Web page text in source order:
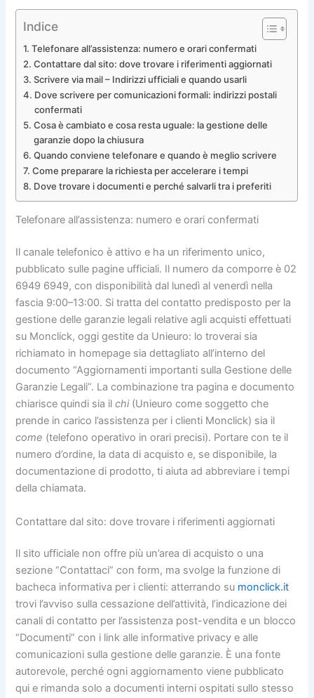
Indice
Telefonare all’assistenza: numero e orari confermati
Contattare dal sito: dove trovare i riferimenti aggiornati
Scrivere via mail – Indirizzi ufficiali e quando usarli
Dove scrivere per comunicazioni formali: indirizzi postali
confermati
Cosa è cambiato e cosa resta uguale: la gestione delle
garanzie dopo la chiusura
Quando conviene telefonare e quando è meglio scrivere
Come preparare la richiesta per accelerare i tempi
Dove trovare i documenti e perché salvarli tra i preferiti
Telefonare all’assistenza: numero e orari confermati
Il canale telefonico è attivo e ha un riferimento unico,
pubblicato sulle pagine ufficiali. Il numero da comporre è 02
6949 6949, con disponibilità dal lunedì al venerdì nella
fascia 9:00–13:00. Si tratta del contatto predisposto per la
gestione delle garanzie legali relative agli acquisti effettuati
su Monclick, oggi gestite da Unieuro: lo troverai sia
richiamato in homepage sia dettagliato all’interno del
documento “Aggiornamenti importanti sulla Gestione delle
Garanzie Legali”. La combinazione tra pagina e documento
chiarisce quindi sia ilchi(Unieuro come soggetto che
prende in carico l’assistenza per i clienti Monclick) sia il
come (telefono operativo in orari precisi). Portare con te il
numero d’ordine, la data di acquisto e, se disponibile, la
documentazione di prodotto, ti aiuta ad abbreviare i tempi
della chiamata.
Contattare dal sito: dove trovare i riferimenti aggiornati
Il sito ufficiale non offre più un’area di acquisto o una
sezione “Contattaci” con form, ma svolge la funzione di
bacheca informativa per i clienti: atterrando su monclick.it
trovi l’avviso sulla cessazione dell’attività, l’indicazione dei
canali di contatto per l’assistenza post-vendita e un blocco
“Documenti” con i link alle informative privacy e alle
comunicazioni sulla gestione delle garanzie. È una fonte
autorevole, perché ogni aggiornamento viene pubblicato
qui e rimanda solo a documenti interni ospitati sullo stesso